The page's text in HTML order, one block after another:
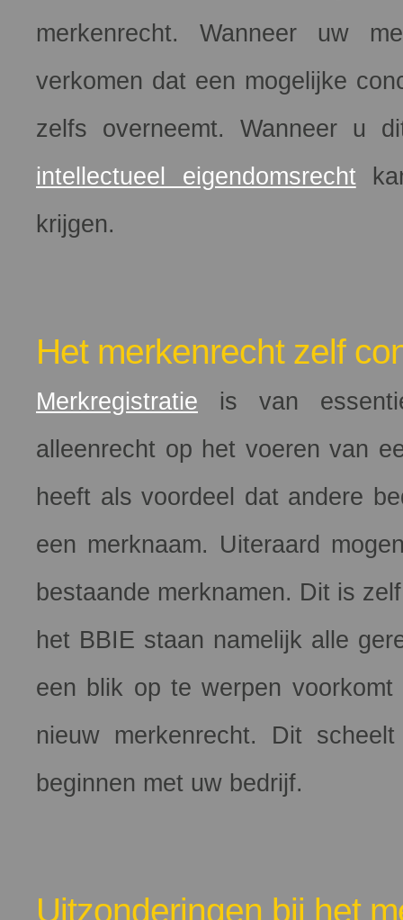
merkenrecht. Wanneer uw
verkomen dat een mogelijke
zelfs overneemt. Wanneer u
intellectueel eigendomsrecht
krijgen.
Het merkenrecht zelf
Merkregistratie is van
alleenrecht op het voeren van
heeft als voordeel dat andere
een merknaam. Uiteraard
bestaande merknamen. Dit is
het BBIE staan namelijk alle
een blik op te werpen
nieuw merkenrecht. Dit
beginnen met uw bedrijf.
Uitzonderingen bij het